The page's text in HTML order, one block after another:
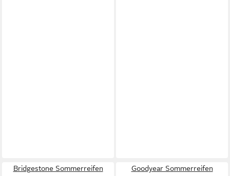
Bridgestone Sommerreifen
Goodyear Sommerreifen